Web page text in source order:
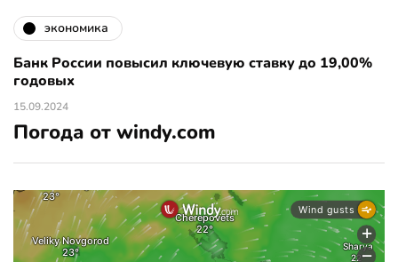
экономика
Банк России повысил ключевую ставку до 19,00%
годовых
15.09.2024
Погода от windy.com